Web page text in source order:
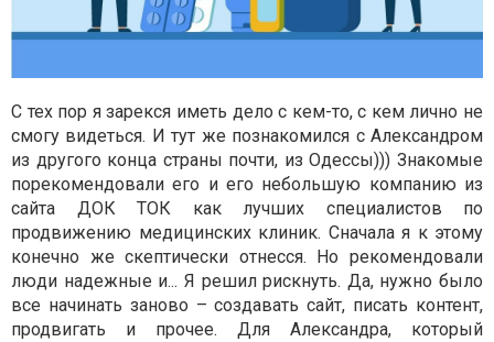
С тех пор я зарекся иметь дело с кем-то, с кем лично не
смогу видеться. И тут же познакомился с Александром
из другого конца страны почти, из Одессы))) Знакомые
порекомендовали его и его небольшую компанию из
сайта ДОК ТОК как лучших специалистов по
продвижению медицинских клиник. Сначала я к этому
конечно же скептически отнесся. Но рекомендовали
люди надежные и... Я решил рискнуть. Да, нужно было
все начинать заново – создавать сайт, писать контент,
продвигать и прочее. Для Александра, который